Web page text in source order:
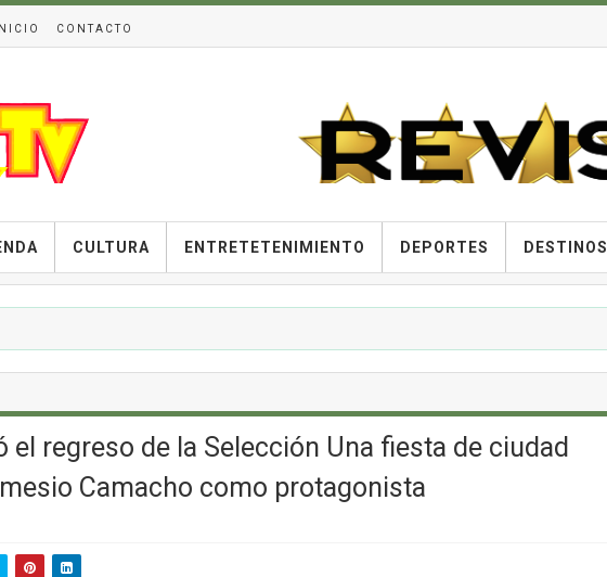
CONTACTO
CULTURA ENTRETETENIMIENTO DEPORTES DESTINOS
el regreso de la Selección Una fiesta de ciudad
Camacho como protagonista